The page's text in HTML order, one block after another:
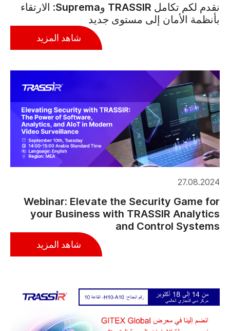
نقدم لكم تكامل TRASSIR وSuprema: الارتقاء
بأنظمة الأمان إلى مستوى جديد
شاهد المزيد
27.08.2024
Webinar: Elevate the Security Game for
your Business with TRASSIR Analytics
and Control Systems
شاهد المزيد